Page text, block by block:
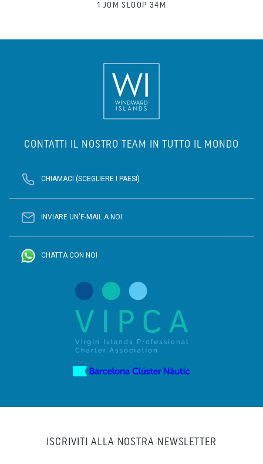
1 JOM SLOOP 34M
CONTATTI IL NOSTRO TEAM IN TUTTO IL MONDO
CHIAMACI (SCEGLIERE I PAESI)
INVIARE UN'E-MAIL A NOI
CHATTA CON NOI
ISCRIVITI ALLA NOSTRA NEWSLETTER